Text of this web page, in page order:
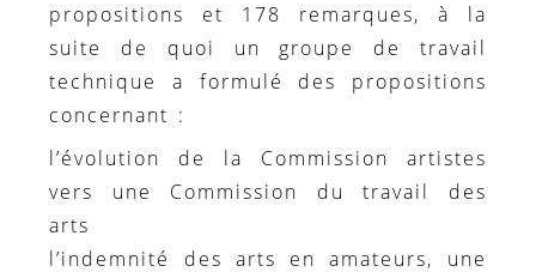
propositions et 178 remarques, à la
suite de quoi un groupe de travail
technique a formulé des propositions
concernant :
l’évolution de la Commission artistes
vers une Commission du travail des
arts
l’indemnité des arts en amateurs, une